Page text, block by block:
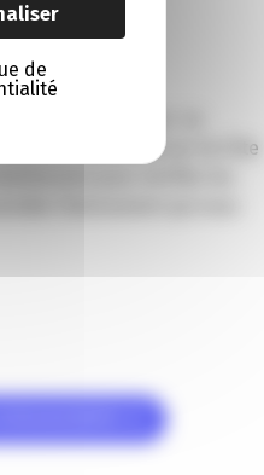
vous échapper. Le
très demandé sur la Côte
pour vérifier les
l’événement qui vous
de